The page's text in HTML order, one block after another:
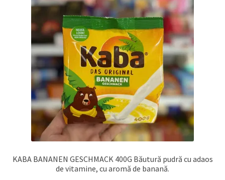
KABA BANANEN GESCHMACK 400G Băutură pudră cu adaos
de vitamine, cu aromă de banană.